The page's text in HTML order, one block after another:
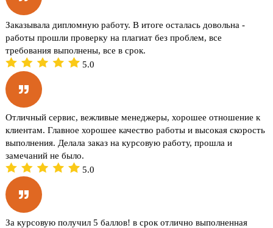
Заказывала дипломную работу. В итоге осталась довольна -
работы прошли проверку на плагиат без проблем, все
требования выполнены, все в срок.
5.0
Отличный сервис, вежливые менеджеры, хорошее отношение к
клиентам. Главное хорошее качество работы и высокая скорость
выполнения. Делала заказ на курсовую работу, прошла и
замечаний не было.
5.0
За курсовую получил 5 баллов! в срок отлично выполненная